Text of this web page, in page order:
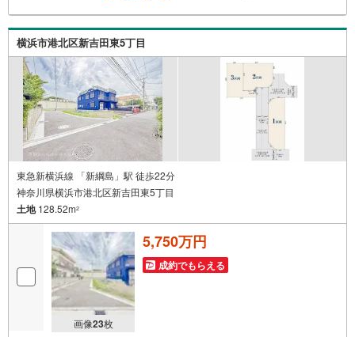
なく！授乳室やおむつ交換室も備えております。【とこと
ん納得】創業38周年の実績。東京・神奈川・埼玉エリアに1
3店舗展開中です。契約件数5万件を突破した、経験と実績
でお客様により良いご提案をするとともに、私たちはお客
様に安心と安全を提供する自信があります。
横浜市港北区新吉田東5丁目
東急新横浜線 「新綱島」駅 徒歩22分
神奈川県横浜市港北区新吉田東5丁目
土地128.52m2
画像23枚
5,750万円
成約でもらえる